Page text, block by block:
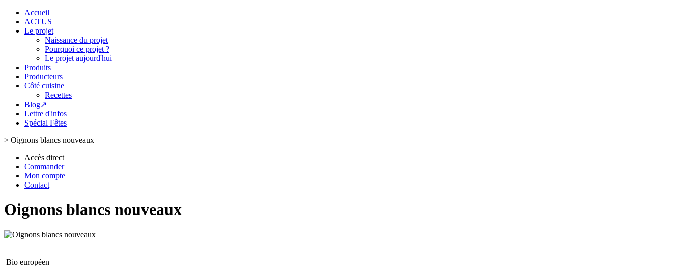
Accueil
ACTUS
Le projet
Naissance du projet
Pourquoi ce projet ?
Le projet aujourd'hui
Produits
Producteurs
Côté cuisine
Recettes
Blog↗
Lettre d'infos
Spécial Fêtes
> Oignons blancs nouveaux
Accès direct
Commander
Mon compte
Contact
Oignons blancs nouveaux
Bio européen